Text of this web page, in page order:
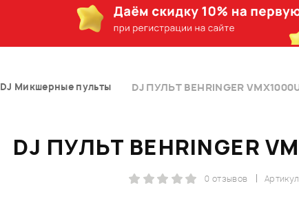
DJ Микшерные пульты DJ ПУЛЬТ BEHRINGER
DJ ПУЛЬТ BEHRINGER
0 отзывов